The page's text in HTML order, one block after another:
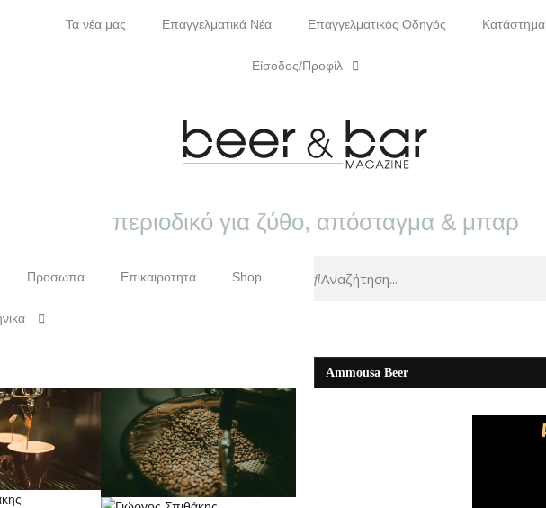
Τα νέα μας Επαγγελματικά Νέα Επαγγελματικός Οδηγός Κατάστημα
Είσοδος/Προφίλ
περιοδικό για ζύθο, απόσταγμα & μπαρ
Προσωπα Επικαιροτητα Shop
Ammousa Beer